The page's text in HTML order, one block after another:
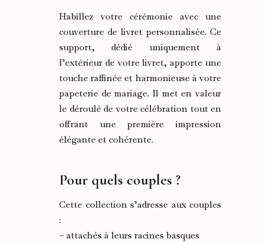
Habillez votre cérémonie avec une
couverture de livret personnalisée. Ce
support, dédié uniquement à
l’extérieur de votre livret, apporte une
touche raffinée et harmonieuse à votre
papeterie de mariage. Il met en valeur
le déroulé de votre célébration tout en
offrant une première impression
élégante et cohérente.
Pour quels couples ?
Cette collection s’adresse aux couples
:
– attachés à leurs racines basques